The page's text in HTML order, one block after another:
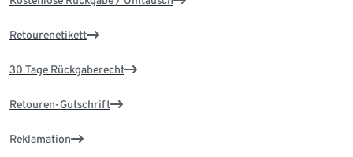
Retourenetikett
30 Tage Rückgaberecht
Retouren-Gutschrift
Reklamation